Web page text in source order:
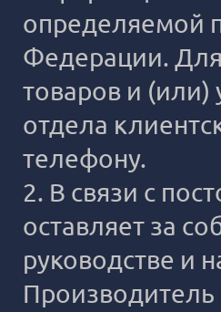
определяемой
Федерации.
товаров и (или)
отдела
телефону.
2. В связи с
оставляет за
руководстве и
Производитель